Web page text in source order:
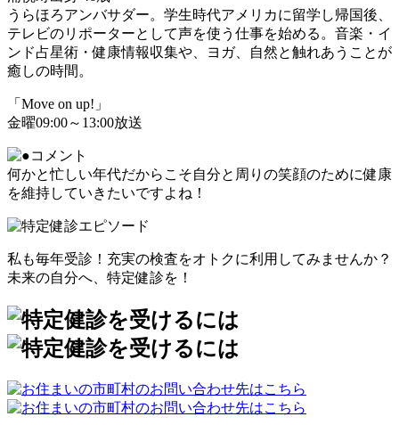
うらほろアンバサダー。学生時代アメリカに留学し帰国後、
テレビのリポーターとして声を使う仕事を始める。音楽・イ
ンド占星術・健康情報収集や、ヨガ、自然と触れあうことが
癒しの時間。
「Move on up!」
金曜09:00～13:00放送
何かと忙しい年代だからこそ自分と周りの笑顔のために健康
を維持していきたいですよね！
私も毎年受診！充実の検査をオトクに利用してみませんか？
未来の自分へ、特定健診を！